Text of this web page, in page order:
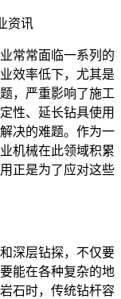
资讯
常常面临一系列的
效率低下，尤其是
，严重影响了施工
性、延长钻具使用
决的难题。作为一
机械在此领域积累
正是为了应对这些
深层钻探，不仅要
能在各种复杂的地
石时，传统钻杆容